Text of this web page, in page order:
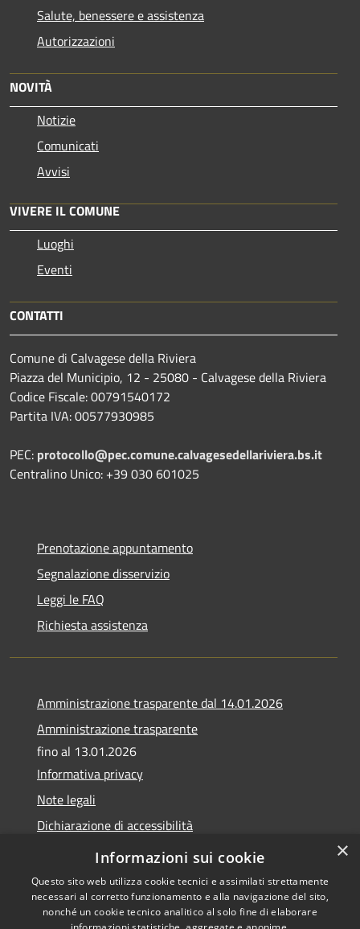
Salute, benessere e assistenza
Autorizzazioni
NOVITÀ
Notizie
Comunicati
Avvisi
VIVERE IL COMUNE
Luoghi
Eventi
CONTATTI
Comune di Calvagese della Riviera
Piazza del Municipio, 12 - 25080 - Calvagese della Riviera
Codice Fiscale: 00791540172
Partita IVA: 00577930985
PEC: protocollo@pec.comune.calvagesedellariviera.bs.it
Centralino Unico: +39 030 601025
Prenotazione appuntamento
Segnalazione disservizio
Leggi le FAQ
Richiesta assistenza
Amministrazione trasparente dal 14.01.2026
Amministrazione trasparente
fino al 13.01.2026
Informativa privacy
Note legali
Dichiarazione di accessibilità
Obiettivi di accessibilità
×
Informazioni sui cookie
Questo sito web utilizza cookie tecnici e assimilati strettamente
necessari al corretto funzionamento e alla navigazione del sito,
nonché un cookie tecnico analitico al solo fine di elaborare